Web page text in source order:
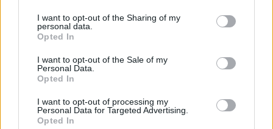
I want to opt-out of the Sharing of my
personal data.
Opted In
I want to opt-out of the Sale of my
Personal Data.
Opted In
I want to opt-out of processing my
Personal Data for Targeted Advertising.
Opted In
Τελευταία Νέα
9 πράγματα που δεν πρέπει να
27 Φεβρουαρίου 2026